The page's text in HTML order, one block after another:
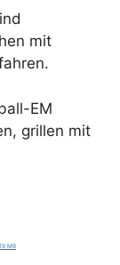
mit
EM
grillen mit
19 MB